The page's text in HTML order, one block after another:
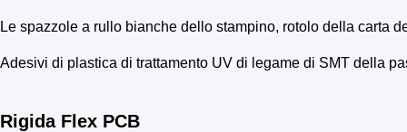
Le spazzole a rullo bianche dello stampino, rotolo della carta
Adesivi di plastica di trattamento UV di legame di SMT della
Rigida Flex PCB